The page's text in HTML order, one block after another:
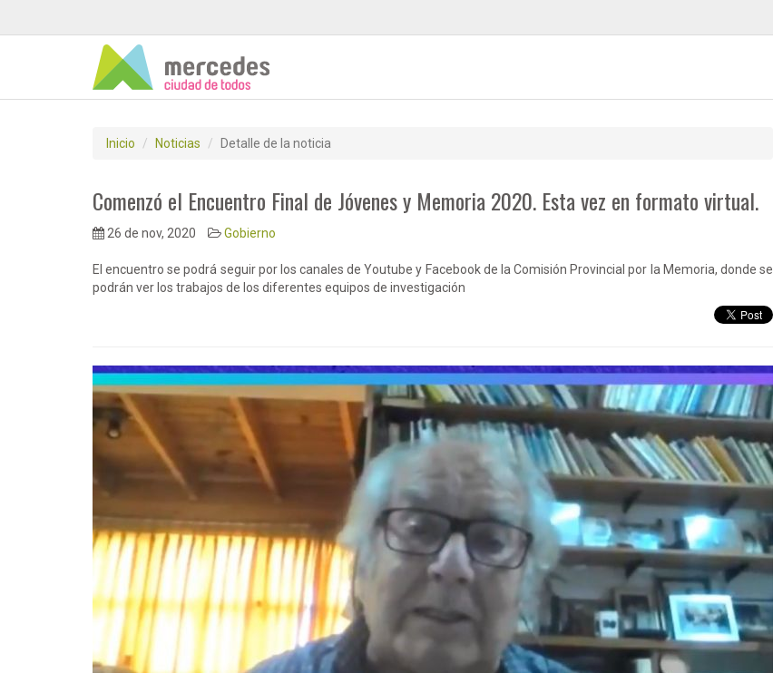
Inicio Noticias Detalle de la noticia
Comenzó el Encuentro Final de Jóvenes y Memoria 2020. Esta vez en formato virtual.
26 de nov, 2020 Gobierno
El encuentro se podrá seguir por los canales de Youtube y Facebook de la Comisión Provincial por la Memoria, donde se
podrán ver los trabajos de los diferentes equipos de investigación